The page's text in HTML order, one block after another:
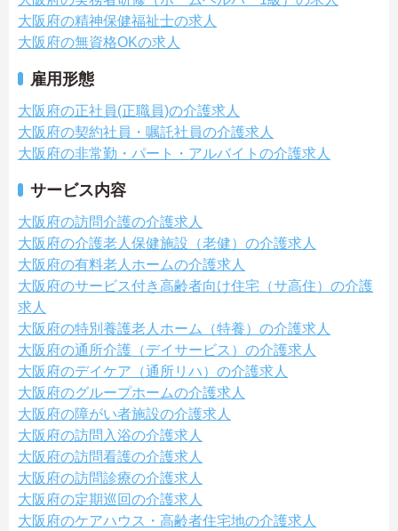
大阪府の精神保健福祉士の求人
大阪府の無資格OKの求人
雇用形態
大阪府の正社員(正職員)の介護求人
大阪府の契約社員・嘱託社員の介護求人
大阪府の非常勤・パート・アルバイトの介護求人
サービス内容
大阪府の訪問介護の介護求人
大阪府の介護老人保健施設（老健）の介護求人
大阪府の有料老人ホームの介護求人
大阪府のサービス付き高齢者向け住宅（サ高住）の介護
求人
大阪府の特別養護老人ホーム（特養）の介護求人
大阪府の通所介護（デイサービス）の介護求人
大阪府のデイケア（通所リハ）の介護求人
大阪府のグループホームの介護求人
大阪府の障がい者施設の介護求人
大阪府の訪問入浴の介護求人
大阪府の訪問看護の介護求人
大阪府の訪問診療の介護求人
大阪府の定期巡回の介護求人
大阪府のケアハウス・高齢者住宅地の介護求人